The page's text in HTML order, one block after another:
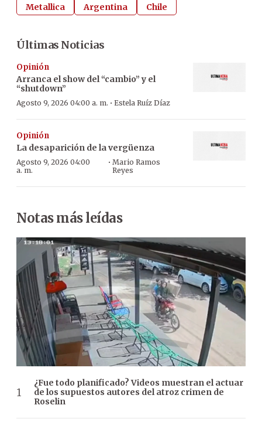
Metallica Argentina Chile
Últimas Noticias
Opinión
Arranca el show del “cambio” y el
“shutdown”
Agosto 9, 2026 04:00 a. m. · Estela Ruíz Díaz
Opinión
La desaparición de la vergüenza
Agosto 9, 2026 04:00
a. m.
· Mario Ramos
Reyes
Notas más leídas
¿Fue todo planificado? Videos muestran el actuar
de los supuestos autores del atroz crimen de
Roselin